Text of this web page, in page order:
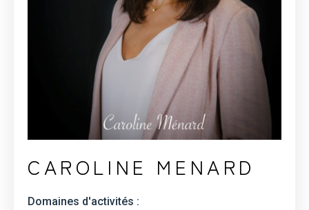
CAROLINE MENARD
Domaines d'activités :